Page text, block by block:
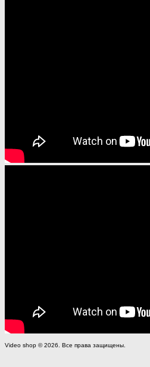
Video shop © 2026. Все права защищены.